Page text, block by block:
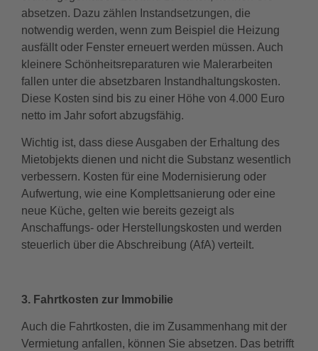
absetzen. Dazu zählen Instandsetzungen, die
notwendig werden, wenn zum Beispiel die Heizung
ausfällt oder Fenster erneuert werden müssen. Auch
kleinere Schönheitsreparaturen wie Malerarbeiten
fallen unter die absetzbaren Instandhaltungskosten.
Diese Kosten sind bis zu einer Höhe von 4.000 Euro
netto im Jahr sofort abzugsfähig.
Wichtig ist, dass diese Ausgaben der Erhaltung des
Mietobjekts dienen und nicht die Substanz wesentlich
verbessern. Kosten für eine Modernisierung oder
Aufwertung, wie eine Komplettsanierung oder eine
neue Küche, gelten wie bereits gezeigt als
Anschaffungs- oder Herstellungskosten und werden
steuerlich über die Abschreibung (AfA) verteilt.
3. Fahrtkosten zur Immobilie
Auch die Fahrtkosten, die im Zusammenhang mit der
Vermietung anfallen, können Sie absetzen. Das betrifft